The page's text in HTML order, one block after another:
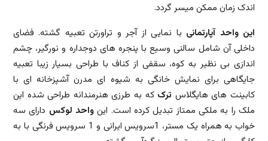
اندک زمان ممکن میسر گردد.
این واحد آپارتمانی با نمایی از آجر و تراورتن تعبیه گشته. فضای
داخلی آن شامل سالنی وسیع با پنجره های دوجداره و نورگیر، چشم
اندازی بی نظیر به کوه، سقفی از کناف با طراحی بسیار زیبا تعبیه
جایگاهی برای نمایش خانگی به شیوه ای مدرن آشپزخانه ای با
کابینت های هایگلاس ترککه به طرزی هنرمندانه طراحی شده این
ملک را به ملکی ممتاز تبدیل کرده است. این واحد لوکس دارای سه
خواب به همراه یک مستر، 1سرویس ایرانی و 1 سرویس فرنگی با به